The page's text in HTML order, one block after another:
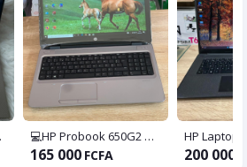
💻HP Probook 650G2 🩸Core i7 @ 2.70Ghz 🩸 SSD 256G 🩸RAM 8G 🩸6ème génération
165 000 FCFA 200 000